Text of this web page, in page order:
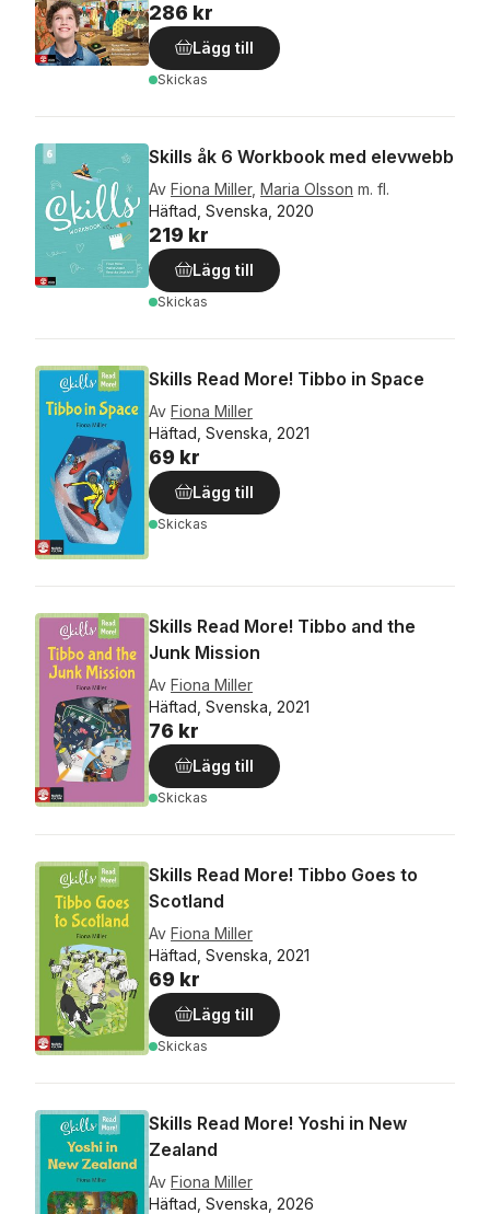
286 kr
Lägg till
Skickas
Skills åk 6 Workbook med elevwebb
Av Fiona Miller, Maria Olsson m. fl.
Häftad, Svenska, 2020
219 kr
Lägg till
Skickas
Skills Read More! Tibbo in Space
Av Fiona Miller
Häftad, Svenska, 2021
69 kr
Lägg till
Skickas
Skills Read More! Tibbo and the
Junk Mission
Av Fiona Miller
Häftad, Svenska, 2021
76 kr
Lägg till
Skickas
Skills Read More! Tibbo Goes to
Scotland
Av Fiona Miller
Häftad, Svenska, 2021
69 kr
Lägg till
Skickas
Skills Read More! Yoshi in New
Zealand
Av Fiona Miller
Häftad, Svenska, 2026